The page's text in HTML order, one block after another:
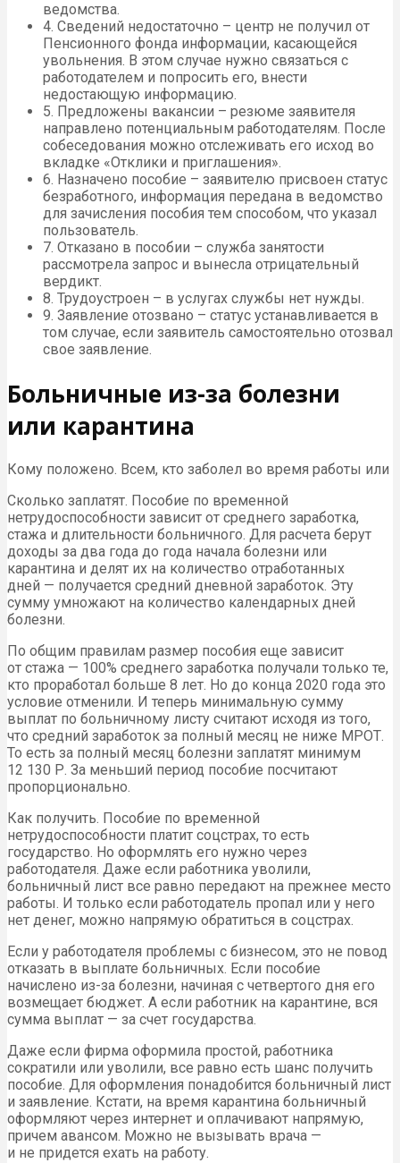
ведомства.
4. Сведений недостаточно – центр не получил от
Пенсионного фонда информации, касающейся
увольнения. В этом случае нужно связаться с
работодателем и попросить его, внести
недостающую информацию.
5. Предложены вакансии – резюме заявителя
направлено потенциальным работодателям. После
собеседования можно отслеживать его исход во
вкладке «Отклики и приглашения».
6. Назначено пособие – заявителю присвоен статус
безработного, информация передана в ведомство
для зачисления пособия тем способом, что указал
пользователь.
7. Отказано в пособии – служба занятости
рассмотрела запрос и вынесла отрицательный
вердикт.
8. Трудоустроен – в услугах службы нет нужды.
9. Заявление отозвано – статус устанавливается в
том случае, если заявитель самостоятельно отозвал
свое заявление.
Больничные из-за болезни
или карантина
Кому положено. Всем, кто заболел во время работы или
Сколько заплатят. Пособие по временной
нетрудоспособности зависит от среднего заработка,
стажа и длительности больничного. Для расчета берут
доходы за два года до года начала болезни или
карантина и делят их на количество отработанных
дней — получается средний дневной заработок. Эту
сумму умножают на количество календарных дней
болезни.
По общим правилам размер пособия еще зависит
от стажа — 100% среднего заработка получали только те,
кто проработал больше 8 лет. Но до конца 2020 года это
условие отменили. И теперь минимальную сумму
выплат по больничному листу считают исходя из того,
что средний заработок за полный месяц не ниже МРОТ.
То есть за полный месяц болезни заплатят минимум
12 130 Р. За меньший период пособие посчитают
пропорционально.
Как получить. Пособие по временной
нетрудоспособности платит соцстрах, то есть
государство. Но оформлять его нужно через
работодателя. Даже если работника уволили,
больничный лист все равно передают на прежнее место
работы. И только если работодатель пропал или у него
нет денег, можно напрямую обратиться в соцстрах.
Если у работодателя проблемы с бизнесом, это не повод
отказать в выплате больничных. Если пособие
начислено из-за болезни, начиная с четвертого дня его
возмещает бюджет. А если работник на карантине, вся
сумма выплат — за счет государства.
Даже если фирма оформила простой, работника
сократили или уволили, все равно есть шанс получить
пособие. Для оформления понадобится больничный лист
и заявление. Кстати, на время карантина больничный
оформляют через интернет и оплачивают напрямую,
причем авансом. Можно не вызывать врача —
и не придется ехать на работу.